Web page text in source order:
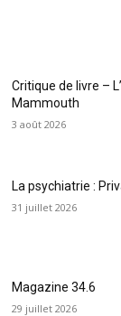
Critique de livre –
Mammouth
3 août 2026
La psychiatrie :
31 juillet 2026
Magazine 34.6
29 juillet 2026